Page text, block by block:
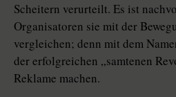
Scheitern verurteilt. Es ist
Organisatoren sie mit der
vergleichen; denn mit dem
der erfolgreichen „samtenen
Reklame machen.